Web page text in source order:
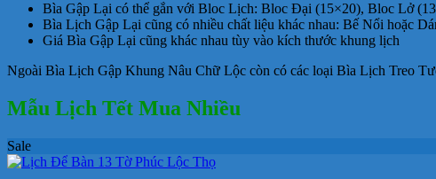
Bìa Gập Lại có thể gắn với Bloc Lịch: Bloc Đại (15×20), Bloc Lở
Bìa Lịch Gập Lại cũng có nhiều chất liệu khác nhau: Bế Nổi hoặc
Giá Bìa Gập Lại cũng khác nhau tùy vào kích thước khung lịch
Ngoài Bìa Lịch Gập Khung Nâu Chữ Lộc còn có các loại Bìa Lịch Treo
Mẫu Lịch Tết Mua Nhiều
Sale